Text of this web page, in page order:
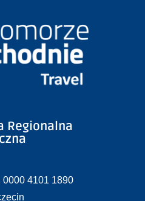
Regionalna
0000 4101 1890